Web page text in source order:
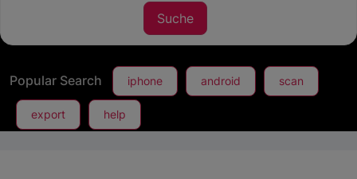
Popular Search iphone android scan
export help